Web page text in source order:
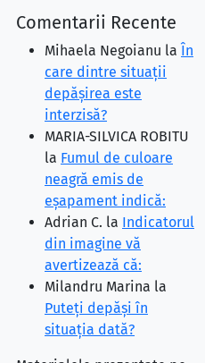
Comentarii Recente
Mihaela Negoianu la În
care dintre situaţii
depăşirea este
interzisă?
MARIA-SILVICA ROBITU
la Fumul de culoare
neagră emis de
eşapament indică:
Adrian C. la Indicatorul
din imagine vă
avertizează că:
Milandru Marina la
Puteţi depăşi în
situaţia dată?